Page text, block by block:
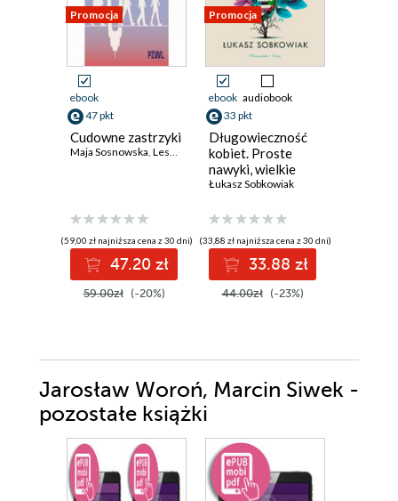
Promocja
ebook
47 pkt
Cudowne zastrzyki
Maja Sosnowska, Leszek Czupryniak
(59,00 zł najniższa cena z 30 dni)
47.20 zł
59.00zł (-20%)
Promocja
ebook audiobook
33 pkt
Długowieczność
kobiet. Proste
nawyki, wielkie
efekty
Łukasz Sobkowiak
(33,88 zł najniższa cena z 30 dni)
33.88 zł
44.00zł (-23%)
Jarosław Woroń, Marcin Siwek -
pozostałe książki